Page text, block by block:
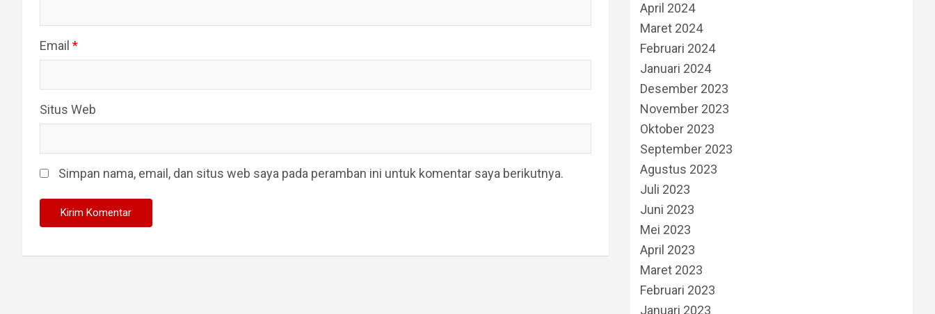
Email *
Situs Web
Simpan nama, email, dan situs web saya pada peramban ini untuk komentar saya berikutnya.
April 2024
Maret 2024
Februari 2024
Januari 2024
Desember 2023
November 2023
Oktober 2023
September 2023
Agustus 2023
Juli 2023
Juni 2023
Mei 2023
April 2023
Maret 2023
Februari 2023
Januari 2023